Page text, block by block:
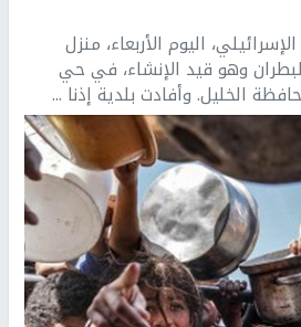
اليوم الأربعاء، منزل
وهو قيد الإنشاء، في حي
الخليل. وأفادت بلدية إذنا ...